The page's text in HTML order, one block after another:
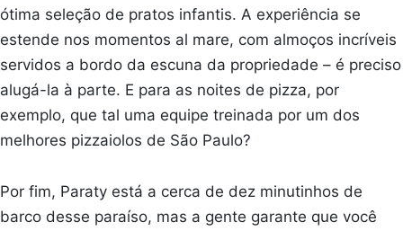
ótima seleção de pratos infantis. A experiência se
estende nos momentos al mare, com almoços incríveis
servidos a bordo da escuna da propriedade – é preciso
alugá-la à parte. E para as noites de pizza, por
exemplo, que tal uma equipe treinada por um dos
melhores pizzaiolos de São Paulo?
Por fim, Paraty está a cerca de dez minutinhos de
barco desse paraíso, mas a gente garante que você